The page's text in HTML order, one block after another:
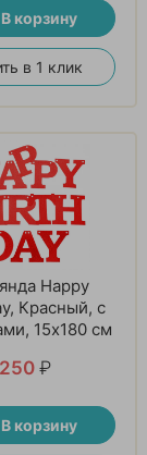
В корзину
в 1 клик
Happy
Красный, с
15х180 см
250 ₽
В корзину